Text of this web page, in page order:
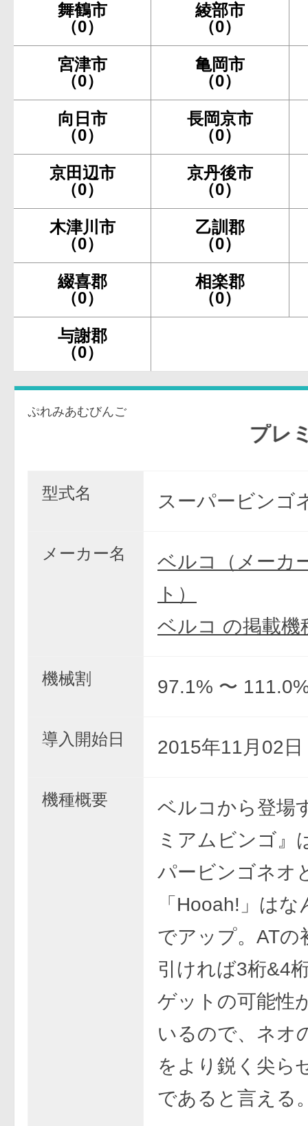
舞鶴市
（0）
綾部市
（0）
宮津市
（0）
亀岡市
（0）
向日市
（0）
長岡京市
（0）
京田辺市
（0）
京丹後市
（0）
木津川市
（0）
乙訓郡
（0）
綴喜郡
（0）
相楽郡
（0）
与謝郡
（0）
ぷれみあむびんご
プレミア
型式名 スーパービンゴ
メーカー名
ベルコ（メーカ
ト）
ベルコ の掲載機
機械割 97.1% 〜
導入開始日 2015年11月02日
機種概要
ベルコから登場
ミアムビンゴ』
パービンゴネオ
「Hooah!」は
でアップ。ATの
引ければ3桁&4
ゲットの可能性
いるので、ネオ
をより鋭く尖ら
であると言える